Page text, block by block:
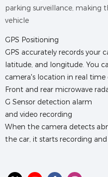
parking surveillance, making
vehicle
GPS Positioning
GPS accurately records your
latitude, and longitude. You
camera's location in real time
Front and rear microwave
G Sensor detection alarm
and video recording
When the camera detects
the car, it starts recording and